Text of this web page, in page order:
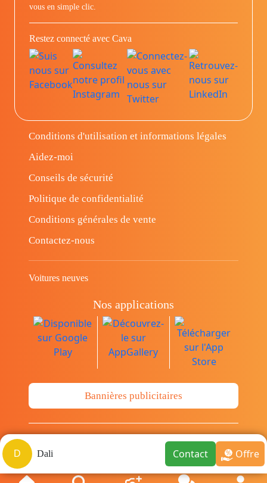
D Dali Contact Offre
vous en simple clic.
Restez connecté avec Cava
Conditions d'utilisation et informations légales
Aidez-moi
Conseils de sécurité
Politique de confidentialité
Conditions générales de vente
Contactez-nous
Voitures neuves
Nos applications
Bannières publicitaires
© Copyright 2014-2026 Cava.tn Limited Tous
les droits sont réservés.